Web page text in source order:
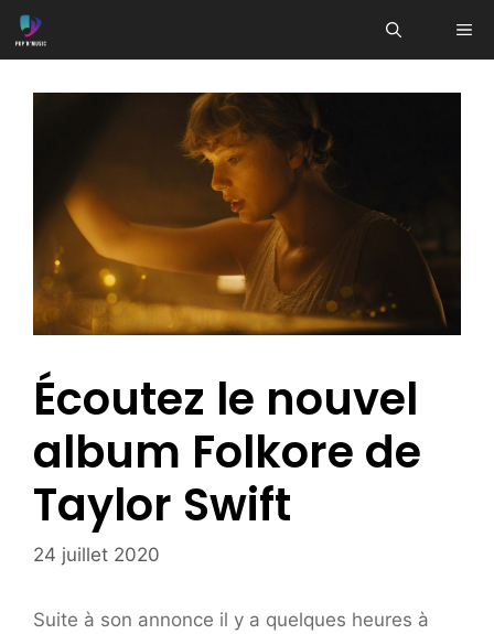
Aller
au
Écoutez le nouvel
album Folkore de
Taylor Swift
24 juillet 2020
Suite à son annonce il y a quelques heures à